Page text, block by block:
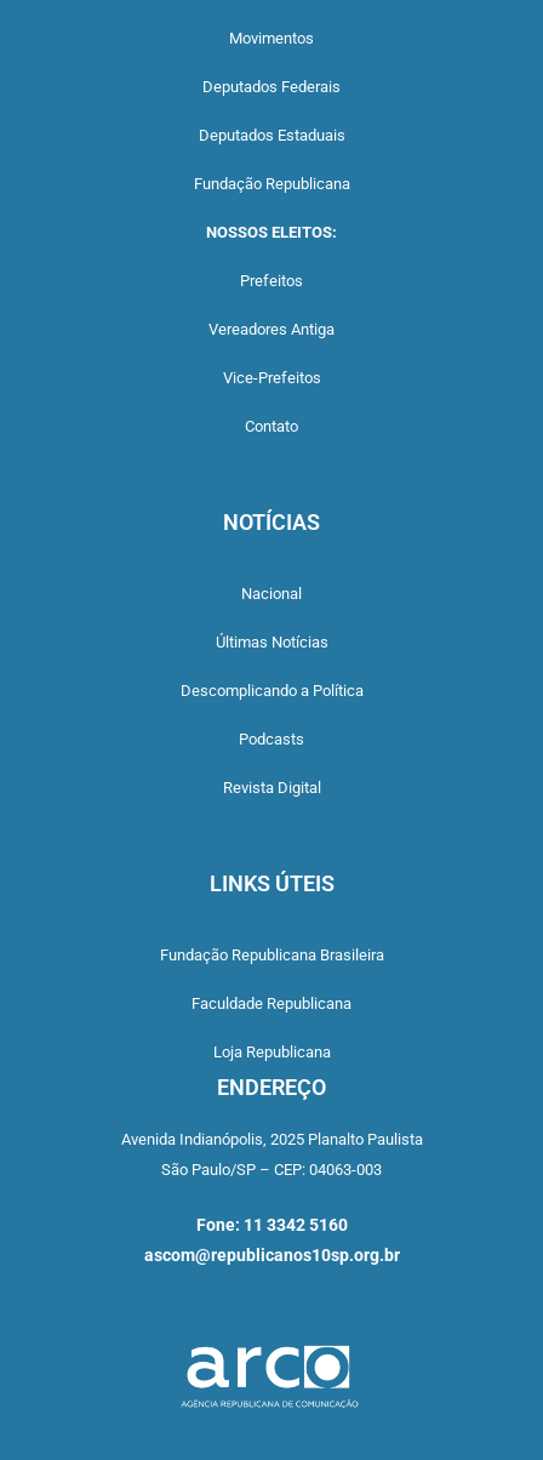
Movimentos
Deputados Federais
Deputados Estaduais
Fundação Republicana
NOSSOS ELEITOS:
Prefeitos
Vereadores Antiga
Vice-Prefeitos
Contato
NOTÍCIAS
Nacional
Últimas Notícias
Descomplicando a Política
Podcasts
Revista Digital
LINKS ÚTEIS
Fundação Republicana Brasileira
Faculdade Republicana
Loja Republicana
ENDEREÇO
Avenida Indianópolis, 2025 Planalto Paulista
São Paulo/SP – CEP: 04063-003
Fone: 11 3342 5160
ascom@republicanos10sp.org.br